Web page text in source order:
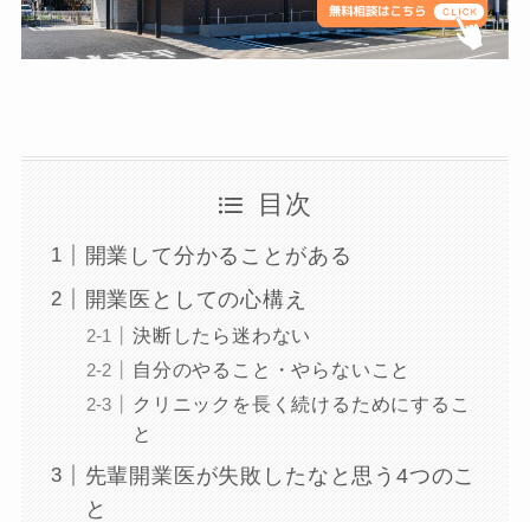
目次
開業して分かることがある
開業医としての心構え
決断したら迷わない
自分のやること・やらないこと
クリニックを長く続けるためにするこ
と
先輩開業医が失敗したなと思う4つのこ
と